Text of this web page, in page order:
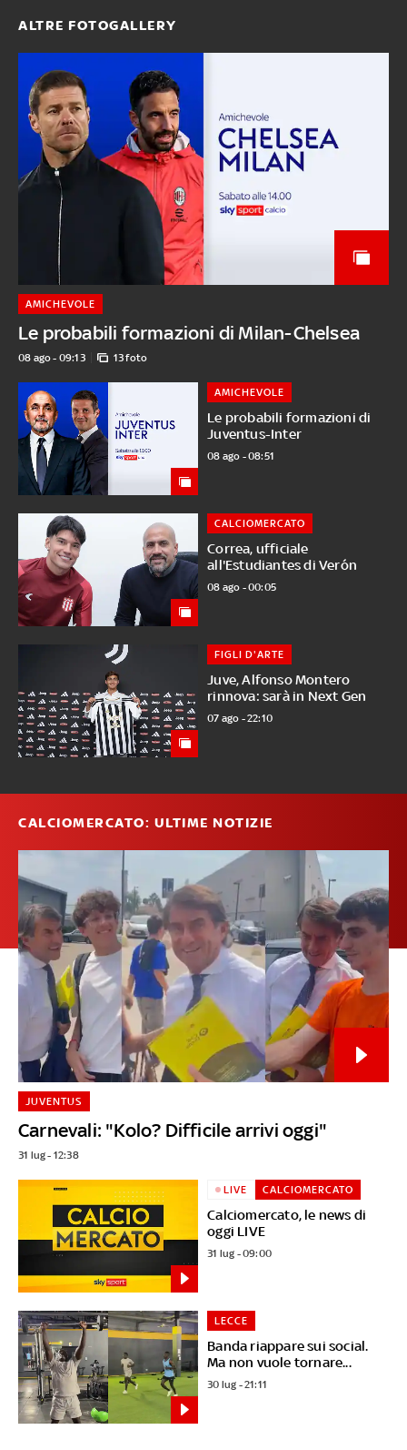
ALTRE FOTOGALLERY
Le probabili formazioni di Milan-Chelsea
AMICHEVOLE
08 ago - 09:13 13 foto
Le probabili formazioni di
Juventus-Inter
AMICHEVOLE
08 ago - 08:51
Correa, ufficiale
all'Estudiantes di Verón
CALCIOMERCATO
08 ago - 00:05
Juve, Alfonso Montero
rinnova: sarà in Next Gen
FIGLI D'ARTE
07 ago - 22:10
CALCIOMERCATO: ULTIME NOTIZIE
Carnevali: "Kolo? Difficile arrivi oggi"
JUVENTUS
31 lug - 12:38
Calciomercato, le news di
oggi LIVE
LIVE CALCIOMERCATO
31 lug - 09:00
Banda riappare sui social.
Ma non vuole tornare...
LECCE
30 lug - 21:11